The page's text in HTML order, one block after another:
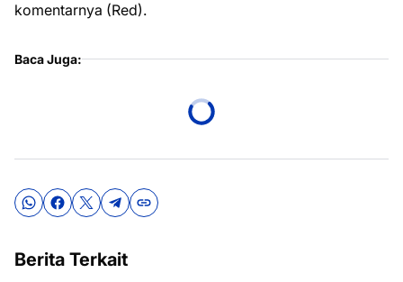
komentarnya (Red).
Baca Juga:
Berita Terkait